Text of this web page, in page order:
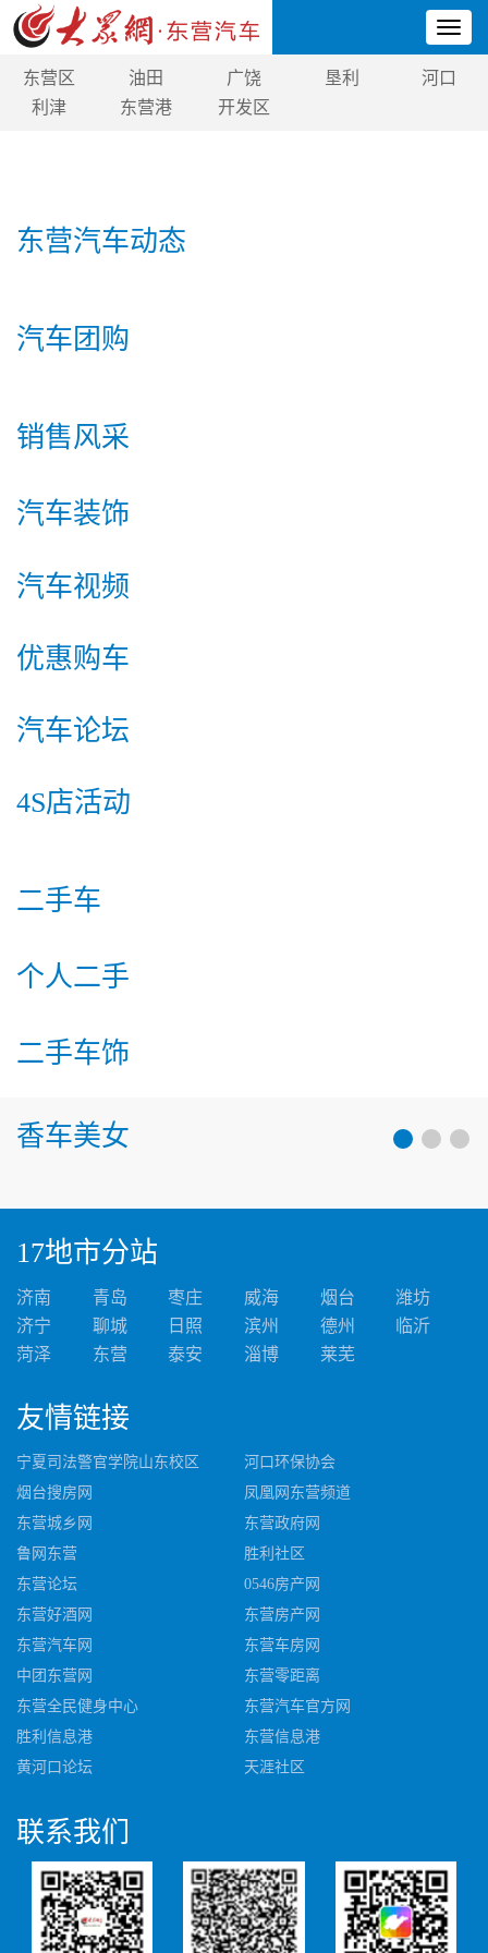
东营区 油田 广饶 垦利
河口
利津
东营港 开发区
东营汽车动态
汽车团购
销售风采
汽车装饰
汽车视频
优惠购车
汽车论坛
4S店活动
二手车
个人二手
二手车饰
香车美女
17地市分站
济南 青岛 枣庄 威海 烟台
潍坊
济宁
聊城 日照 滨州 德州
临沂
菏泽
东营 泰安 淄博 莱芜
友情链接
宁夏司法警官学院山东校区
河口环保协会
烟台搜房网
凤凰网东营频道
东营城乡网
东营政府网
鲁网东营
胜利社区
东营论坛
0546房产网
东营好酒网
东营房产网
东营汽车网
东营车房网
中团东营网
东营零距离
东营全民健身中心
东营汽车官方网
胜利信息港
东营信息港
黄河口论坛
天涯社区
联系我们